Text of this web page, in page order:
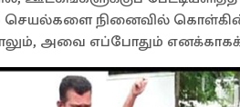
நினைவில்
அவை எப்போதும் எனக்காகக்